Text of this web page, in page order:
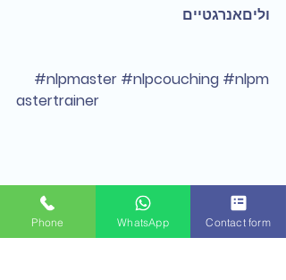
וליםאנרגטיים
#nlpmaster #nlpcouching #nlpm
astertrainer
Phone WhatsApp Contact form